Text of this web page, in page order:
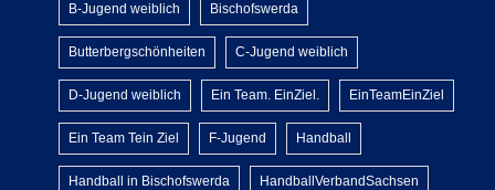
B-Jugend weiblich Bischofswerda
Butterbergschönheiten C-Jugend weiblich
D-Jugend weiblich Ein Team. EinZiel. EinTeamEinZiel
Ein Team Tein Ziel F-Jugend Handball
Handball in Bischofswerda HandballVerbandSachsen